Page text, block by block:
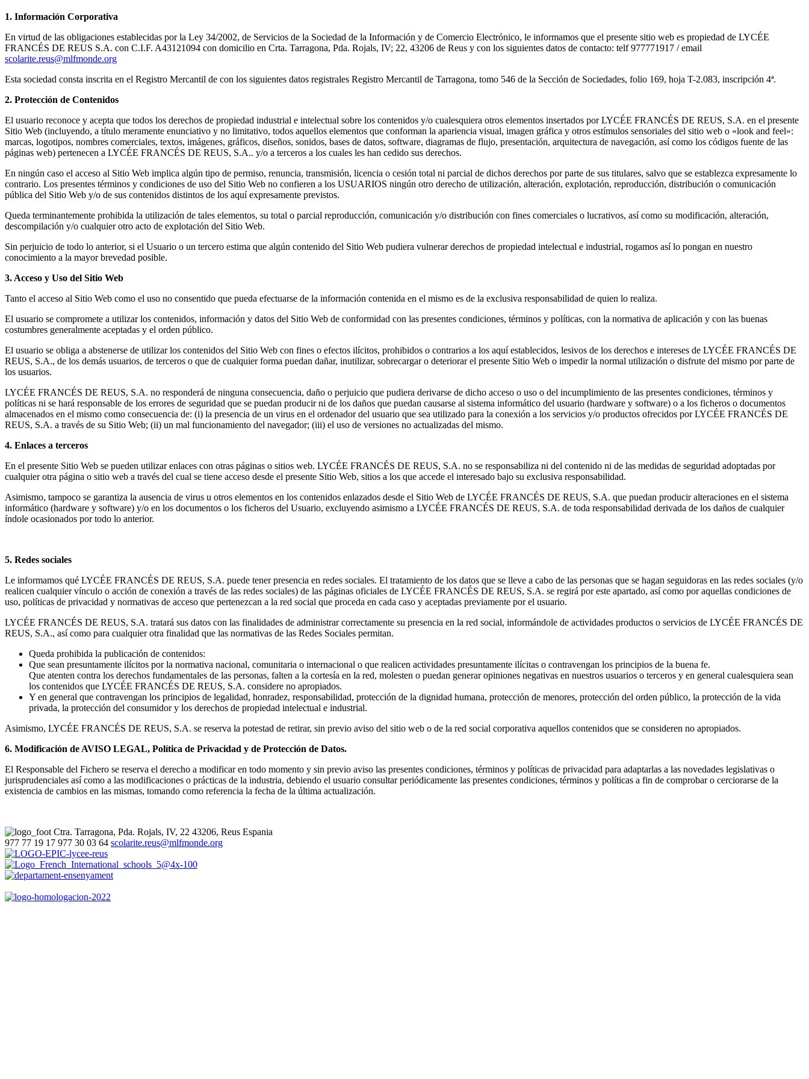
1. Información Corporativa
En virtud de las obligaciones establecidas por la Ley 34/2002, de Servicios de la Sociedad de la Información y de Comercio Electrónico, le informamos que el presente sitio web es propiedad de LYCÉE
FRANCÉS DE REUS S.A. con C.I.F. A43121094 con domicilio en Crta. Tarragona, Pda. Rojals, IV; 22, 43206 de Reus y con los siguientes datos de contacto: telf 977771917 / email
scolarite.reus@mlfmonde.org
Esta sociedad consta inscrita en el Registro Mercantil de con los siguientes datos registrales Registro Mercantil de Tarragona, tomo 546 de la Sección de Sociedades, folio 169, hoja T-2.083, inscripción 4ª.
2. Protección de Contenidos
El usuario reconoce y acepta que todos los derechos de propiedad industrial e intelectual sobre los contenidos y/o cualesquiera otros elementos insertados por LYCÉE FRANCÉS DE REUS, S.A. en el presente
Sitio Web (incluyendo, a título meramente enunciativo y no limitativo, todos aquellos elementos que conforman la apariencia visual, imagen gráfica y otros estímulos sensoriales del sitio web o «look and feel»:
marcas, logotipos, nombres comerciales, textos, imágenes, gráficos, diseños, sonidos, bases de datos, software, diagramas de flujo, presentación, arquitectura de navegación, así como los códigos fuente de las
páginas web) pertenecen a LYCÉE FRANCÉS DE REUS, S.A.. y/o a terceros a los cuales les han cedido sus derechos.
En ningún caso el acceso al Sitio Web implica algún tipo de permiso, renuncia, transmisión, licencia o cesión total ni parcial de dichos derechos por parte de sus titulares, salvo que se establezca expresamente lo
contrario. Los presentes términos y condiciones de uso del Sitio Web no confieren a los USUARIOS ningún otro derecho de utilización, alteración, explotación, reproducción, distribución o comunicación
pública del Sitio Web y/o de sus contenidos distintos de los aquí expresamente previstos.
Queda terminantemente prohibida la utilización de tales elementos, su total o parcial reproducción, comunicación y/o distribución con fines comerciales o lucrativos, así como su modificación, alteración,
descompilación y/o cualquier otro acto de explotación del Sitio Web.
Sin perjuicio de todo lo anterior, si el Usuario o un tercero estima que algún contenido del Sitio Web pudiera vulnerar derechos de propiedad intelectual e industrial, rogamos así lo pongan en nuestro
conocimiento a la mayor brevedad posible.
3. Acceso y Uso del Sitio Web
Tanto el acceso al Sitio Web como el uso no consentido que pueda efectuarse de la información contenida en el mismo es de la exclusiva responsabilidad de quien lo realiza.
El usuario se compromete a utilizar los contenidos, información y datos del Sitio Web de conformidad con las presentes condiciones, términos y políticas, con la normativa de aplicación y con las buenas
costumbres generalmente aceptadas y el orden público.
El usuario se obliga a abstenerse de utilizar los contenidos del Sitio Web con fines o efectos ilícitos, prohibidos o contrarios a los aquí establecidos, lesivos de los derechos e intereses de LYCÉE FRANCÉS DE
REUS, S.A., de los demás usuarios, de terceros o que de cualquier forma puedan dañar, inutilizar, sobrecargar o deteriorar el presente Sitio Web o impedir la normal utilización o disfrute del mismo por parte de
los usuarios.
LYCÉE FRANCÉS DE REUS, S.A. no responderá de ninguna consecuencia, daño o perjuicio que pudiera derivarse de dicho acceso o uso o del incumplimiento de las presentes condiciones, términos y
políticas ni se hará responsable de los errores de seguridad que se puedan producir ni de los daños que puedan causarse al sistema informático del usuario (hardware y software) o a los ficheros o documentos
almacenados en el mismo como consecuencia de: (i) la presencia de un virus en el ordenador del usuario que sea utilizado para la conexión a los servicios y/o productos ofrecidos por LYCÉE FRANCÉS DE
REUS, S.A. a través de su Sitio Web; (ii) un mal funcionamiento del navegador; (iii) el uso de versiones no actualizadas del mismo.
4. Enlaces a terceros
En el presente Sitio Web se pueden utilizar enlaces con otras páginas o sitios web. LYCÉE FRANCÉS DE REUS, S.A. no se responsabiliza ni del contenido ni de las medidas de seguridad adoptadas por
cualquier otra página o sitio web a través del cual se tiene acceso desde el presente Sitio Web, sitios a los que accede el interesado bajo su exclusiva responsabilidad.
Asimismo, tampoco se garantiza la ausencia de virus u otros elementos en los contenidos enlazados desde el Sitio Web de LYCÉE FRANCÉS DE REUS, S.A. que puedan producir alteraciones en el sistema
informático (hardware y software) y/o en los documentos o los ficheros del Usuario, excluyendo asimismo a LYCÉE FRANCÉS DE REUS, S.A. de toda responsabilidad derivada de los daños de cualquier
índole ocasionados por todo lo anterior.
5. Redes sociales
Le informamos qué LYCÉE FRANCÉS DE REUS, S.A. puede tener presencia en redes sociales. El tratamiento de los datos que se lleve a cabo de las personas que se hagan seguidoras en las redes sociales (y/o
realicen cualquier vínculo o acción de conexión a través de las redes sociales) de las páginas oficiales de LYCÉE FRANCÉS DE REUS, S.A. se regirá por este apartado, así como por aquellas condiciones de
uso, políticas de privacidad y normativas de acceso que pertenezcan a la red social que proceda en cada caso y aceptadas previamente por el usuario.
LYCÉE FRANCÉS DE REUS, S.A. tratará sus datos con las finalidades de administrar correctamente su presencia en la red social, informándole de actividades productos o servicios de LYCÉE FRANCÉS DE
REUS, S.A., así como para cualquier otra finalidad que las normativas de las Redes Sociales permitan.
Queda prohibida la publicación de contenidos:
Que sean presuntamente ilícitos por la normativa nacional, comunitaria o internacional o que realicen actividades presuntamente ilícitas o contravengan los principios de la buena fe.
Que atenten contra los derechos fundamentales de las personas, falten a la cortesía en la red, molesten o puedan generar opiniones negativas en nuestros usuarios o terceros y en general cualesquiera sean
los contenidos que LYCÉE FRANCÉS DE REUS, S.A. considere no apropiados.
Y en general que contravengan los principios de legalidad, honradez, responsabilidad, protección de la dignidad humana, protección de menores, protección del orden público, la protección de la vida
privada, la protección del consumidor y los derechos de propiedad intelectual e industrial.
Asimismo, LYCÉE FRANCÉS DE REUS, S.A. se reserva la potestad de retirar, sin previo aviso del sitio web o de la red social corporativa aquellos contenidos que se consideren no apropiados.
6. Modificación de AVISO LEGAL, Política de Privacidad y de Protección de Datos.
El Responsable del Fichero se reserva el derecho a modificar en todo momento y sin previo aviso las presentes condiciones, términos y políticas de privacidad para adaptarlas a las novedades legislativas o
jurisprudenciales así como a las modificaciones o prácticas de la industria, debiendo el usuario consultar periódicamente las presentes condiciones, términos y políticas a fin de comprobar o cerciorarse de la
existencia de cambios en las mismas, tomando como referencia la fecha de la última actualización.
Ctra. Tarragona, Pda. Rojals, IV, 22 43206, Reus Espania
977 77 19 17 977 30 03 64 scolarite.reus@mlfmonde.org